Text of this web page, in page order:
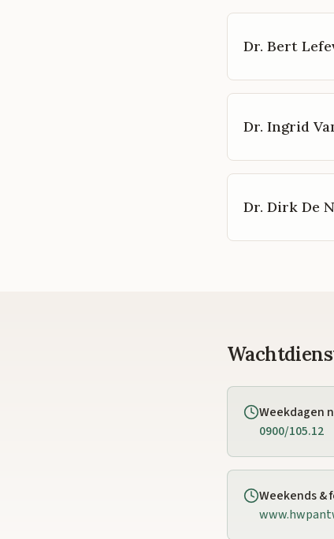
Dr. Bert
Dr. Ingrid
Dr. Dirk De
Weekdagen
0900/105.12
Weekends &